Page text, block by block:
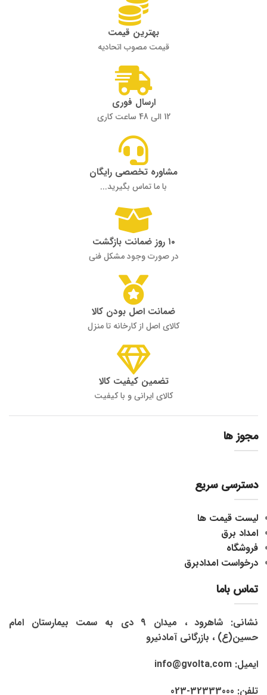
بهترین قیمت
قیمت مصوب اتحادیه
ارسال فوری
12 الی 48 ساعت کاری
مشاوره تخصصی رایگان
با ما تماس بگیرید...
۱۰ روز ضمانت بازگشت
در صورت وجود مشکل فنی
ضمانت اصل بودن کالا
کالای اصل از کارخانه تا منزل
تضمین کیفیت کالا
کالای ایرانی و با کیفیت
مجوز ها
دسترسی سریع
لیست قیمت ها
امداد برق
فروشگاه
درخواست امدادبرق
تماس باما
نشانی: شاهرود ، میدان 9 دی به سمت بیمارستان امام
حسین(ع) ، بازرگانی آمادنیرو
ایمیل: info@gvolta.com
تلفن: 32333000-023